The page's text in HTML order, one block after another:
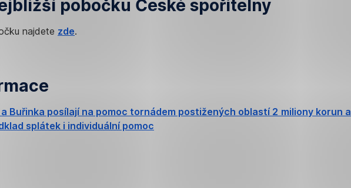
pobočku České spořitelny
najdete zde.
Buřinka posílají na pomoc tornádem postižených oblastí 2 miliony korun a
splátek i individuální pomoc